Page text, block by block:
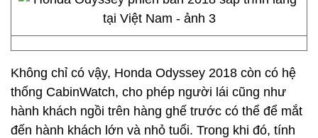
Không chỉ có vậy, Honda Odyssey 2018 còn có hệ
thống CabinWatch, cho phép người lái cũng như
hành khách ngồi trên hàng ghế trước có thể để mắt
đến hành khách lớn và nhỏ tuổi. Trong khi đó, tính